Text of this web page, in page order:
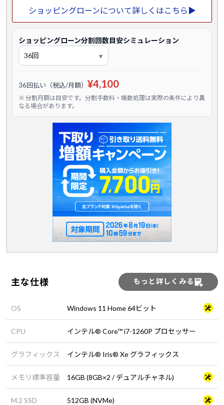
ショッピングローンについて詳しくはこちら▶
ショッピングローン分割回数目安シミュレーション
36回払い（税込/月額） ¥4,100
※ 分割月額は目安です。分割手数料・端数処理は実際の条件により異
なる場合があります。
主な仕様 もっと詳しくみる
OS Windows 11 Home 64ビット
CPU インテル® Core™ i7-1260P プロセッサー
グラフィックス インテル® Iris® Xe グラフィックス
メモリ標準容量 16GB (8GB×2 / デュアルチャネル)
M.2 SSD 512GB (NVMe)